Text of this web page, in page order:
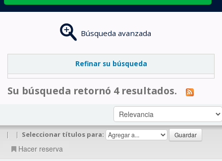
Búsqueda avanzada
Refinar su búsqueda
Su búsqueda retornó 4 resultados.
| | Seleccionar títulos para:
Hacer reserva